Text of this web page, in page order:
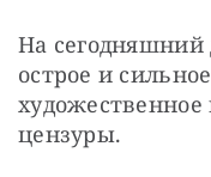
На сегодняшний
острое и
цензуры.